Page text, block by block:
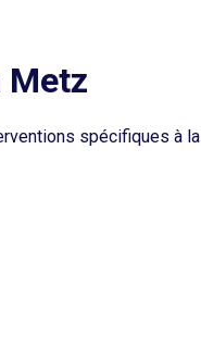
Metz
spécifiques à la